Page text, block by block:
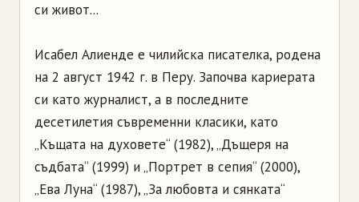
си живот...
Исабел Алиенде е чилийска писателка, родена
на 2 август 1942 г. в Перу. Започва кариерата
си като журналист, а в последните
десетилетия съвременни класики, като
„Къщата на духовете“ (1982), „Дъщеря на
съдбата“ (1999) и „Портрет в сепия“ (2000),
„Ева Луна“ (1987), „За любовта и сянката“